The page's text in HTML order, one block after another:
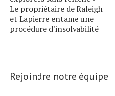
Le propriétaire de Raleigh
et Lapierre entame une
procédure d'insolvabilité
Rejoindre notre équipe